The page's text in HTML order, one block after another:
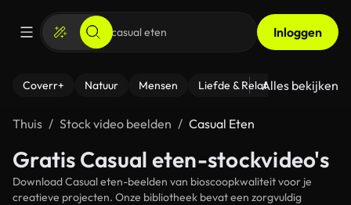
Inloggen
Coverr+ Natuur Mensen Liefde & Relaties - Fitness
Alles bekijken
Thuis Stock video beelden Casual Eten
Gratis Casual eten-stockvideo's
Download Casual eten-beelden van bioscoopkwaliteit voor je
creatieve projecten. Onze bibliotheek bevat een zorgvuldig